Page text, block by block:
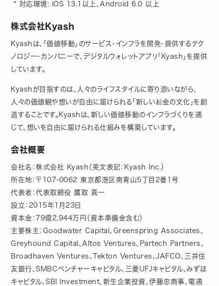
* ​対応環境​: iOS ​13.1​以上、​Android 6.0 ​以上
株式会社Kyash
Kyashは、「価値移動」のサービス・インフラを開発・提供するテク
ノロジー・カンパニーで、デジタルウォレットアプリ「Kyash」を提供
しています。
Kyashが目指すのは、人々のライフスタイルに寄り添いながら、
人々の価値観や想いが自由に届けられる「新しいお金の文化」を創
造することです。Kyashは、新しい価値移動のインフラづくりを通
じて、想いを自由に届けられる仕組みを構築しています。
会社概要
会社名：株式会社 Kyash（英文表記：Kyash Inc.）
所在地：〒107-0062 東京都港区南青山5丁目2番1号
代表者：代表取締役 鷹取 真一
設立：2015年1月23日
資本金：79億2,944万円（資本準備金含む）
主要株主：Goodwater Capital、Greenspring Associates、
Greyhound Capital、Altos Ventures、Partech Partners、
Broadhaven Ventures、Tekton Ventures、JAFCO、三井住
友銀行、SMBCベンチャーキャピタル、三菱UFJキャピタル、みずほ
キャピタル、SBI Investment、新生企業投資、伊藤忠商事、電通